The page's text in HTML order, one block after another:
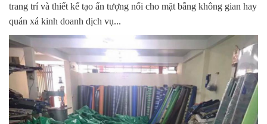
trang trí và thiết kế tạo ấn tượng nổi cho mặt bằng không gian hay
quán xá kinh doanh dịch vụ...